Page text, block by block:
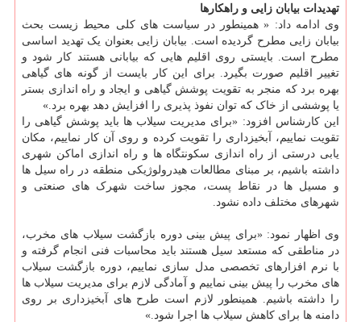
تهدیدات بیابان زایی و راهکارها
وی ادامه داد: « همینطور در سیاست های کلی محیط زیست بحث
بیابان زایی مطرح گردیده است. بیابان زایی بعنوان یک تهدید اساسی
مطرح است. بایستی روی اقلیم هایی که بیابانی هستند کار شود و
تغییر اقلیم صورت بگیرد. برای این کار بایست از گونه های گیاهی
بهره برد که منجر به تقویت پوشش گیاهی و ایجاد و راه اندازی بستر
یا پوششی از خاک که توان نفوذ پذیری را افزایش دهد بهره برد.»
این کارشناس افزود: «برای مدیریت سیلاب ها باید پوشش گیاهی را
تقویت نماییم، آبخیزداری را تقویت کرده و روی آن کار نماییم، مکان
یابی درستی از راه اندازی سکونتگاه ها و راه اندازی اماکن شهری
داشته باشیم، بر مبنای مطالعات هیدرولوژیکی منطقه در راه سیل ها
و مسیل ها در نقاط پست، مجوز ساخت شهرک های صنعتی و
شهرهای مختلف داده نشود.
وی اظهار نمود: «برای پیش بینی دوره بازگشت سیلاب های مخرب،
در مناطقی که مستعد سیل هستند باید محاسبات فنی انجام گرفته و
با نرم افزارهای تخصصی مدل سازی نماییم، دوره بازگشت سیلاب
های مخرب را پیش بینی نماییم و آمادگی لازم برای مدیریت سیلاب ها
را داشته باشیم. همینطور لازم است طرح های آبخیزداری بر روی
دامنه ها برای کاهش سیلاب ها اجرا شود.»